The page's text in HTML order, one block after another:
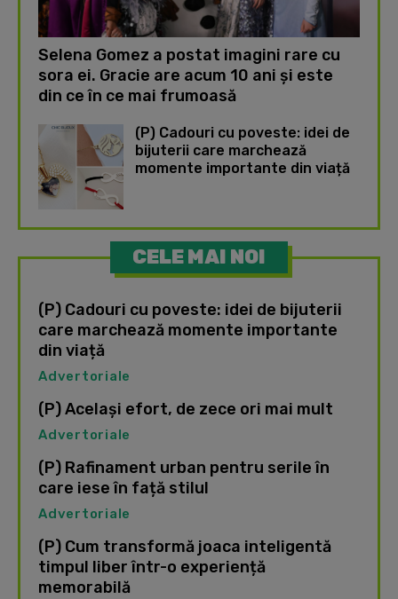
Selena Gomez a postat imagini rare cu
sora ei. Gracie are acum 10 ani și este
din ce în ce mai frumoasă
(P) Cadouri cu poveste: idei de
bijuterii care marchează
momente importante din viață
CELE MAI NOI
(P) Cadouri cu poveste: idei de bijuterii
care marchează momente importante
din viață
Advertoriale
(P) Același efort, de zece ori mai mult
Advertoriale
(P) Rafinament urban pentru serile în
care iese în față stilul
Advertoriale
(P) Cum transformă joaca inteligentă
timpul liber într-o experiență
memorabilă